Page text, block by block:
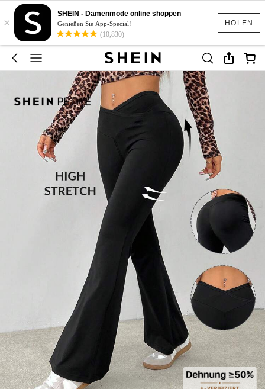
HOLEN
×
SHEIN - Damenmode online shoppen
Genießen Sie App-Special!
(10,830)